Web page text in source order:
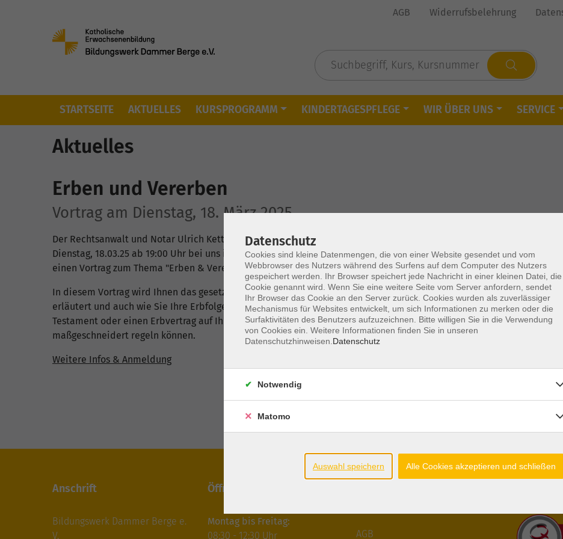
Skip to main content
AGB Widerrufsbelehrung
STARTSEITE AKTUELLES(CURRENT)
KURSPROGRAMM KINDERTAGESPFLEGE WIR ÜBER UNS SERVICE
Aktuelles
Erben und Vererben
Vortrag am Dienstag, 18. März 2025
Der Rechtsanwalt und Notar Ulrich Kettler hält am
Dienstag, 18.03.25 ab 19:00 Uhr bei uns im Bildungswerk
einen Vortrag zum Thema "Erben & Vererben".
In diesem Vortrag wird Ihnen das gesetzliche Erbrecht
erläutert und auch wie Sie Ihre Erbfolge durch ein
Testament oder einen Erbvertrag auf Ihre Verhältnisse
maßgeschneidert regeln können.
Weitere Infos & Anmeldung
Vortrag: Erben & Vererben am 18.
März 2025
Anschrift
Bildungswerk Dammer Berge e.
V.
Öffnungszeiten
Montag bis Freitag:
08:30 - 12:30 Uhr
AGB
Zertifiziert
Datenschutz
Cookies sind kleine Datenmengen, die von einer Website gesendet und vom
Webbrowser des Nutzers während des Surfens auf dem Computer des Nutzers
gespeichert werden. Ihr Browser speichert jede Nachricht in einer kleinen Datei, die
Cookie genannt wird. Wenn Sie eine weitere Seite vom Server anfordern, sendet
Ihr Browser das Cookie an den Server zurück. Cookies wurden als zuverlässiger
Mechanismus für Websites entwickelt, um sich Informationen zu merken oder die
Surfaktivitäten des Benutzers aufzuzeichnen. Bitte willigen Sie in die Verwendung
von Cookies ein. Weitere Informationen finden Sie in unseren
Datenschutzhinweisen. Datenschutz
Notwendig
Matomo
Auswahl speichern Alle Cookies akzeptieren und schließen